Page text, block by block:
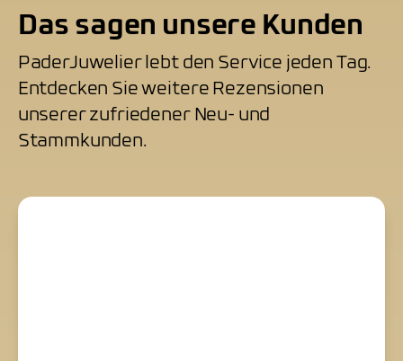
Das sagen unsere Kunden
PaderJuwelier lebt den Service jeden Tag.
Entdecken Sie weitere Rezensionen
unserer zufriedener Neu- und
Stammkunden.